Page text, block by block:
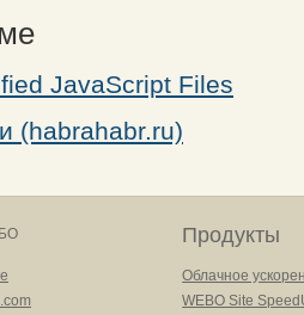
JavaScript Files
(habrahabr.ru)
Продукты
Облачное
WEBO Site